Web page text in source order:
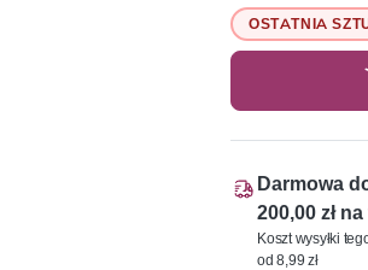
OSTATNIA
Darmowa
200,00 zł
Koszt wysyłki
od 8,99 zł